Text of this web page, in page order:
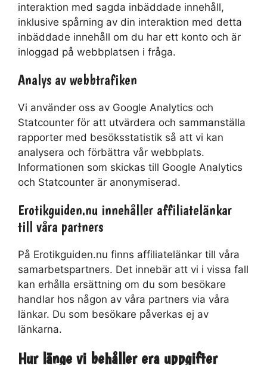
interaktion med sagda inbäddade innehåll,
inklusive spårning av din interaktion med detta
inbäddade innehåll om du har ett konto och är
inloggad på webbplatsen i fråga.
Analys av webbtrafiken
Vi använder oss av Google Analytics och
Statcounter för att utvärdera och sammanställa
rapporter med besöksstatistik så att vi kan
analysera och förbättra vår webbplats.
Informationen som skickas till Google Analytics
och Statcounter är anonymiserad.
Erotikguiden.nu innehåller affiliatelänkar
till våra partners
På Erotikguiden.nu finns affiliatelänkar till våra
samarbetspartners. Det innebär att vi i vissa fall
kan erhålla ersättning om du som besökare
handlar hos någon av våra partners via våra
länkar. Du som besökare påverkas ej av
länkarna.
Hur länge vi behåller era uppgifter